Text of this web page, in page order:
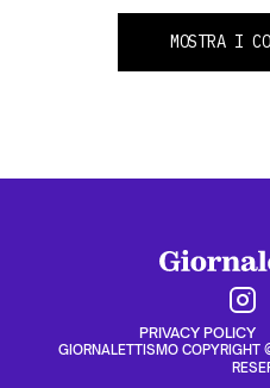
MOSTRA I
PRIVACY POLICY
GIORNALETTISMO